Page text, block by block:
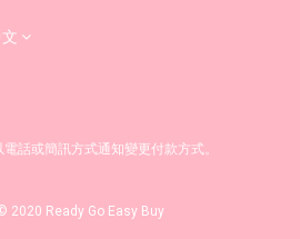
話或簡訊方式通知變更付款方式。
2020 Ready Go Easy Buy